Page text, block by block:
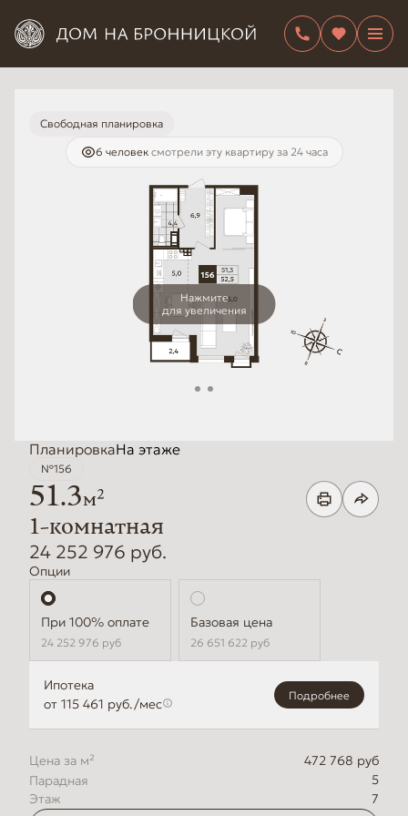
Свободная планировка
6 человек смотрели эту квартиру за 24 часа
Нажмите
для увеличения
ПланировкаНа этаже
№156
51.3м2
1-комнатная
24 252 976 руб.
Опции
Стандартная
24 252 976 руб
Базовая цена
26 651 622 руб
Ипотека
от 115 461 руб./мес
Подробнее
Цена за м²
472 768 руб
5
Этаж
7